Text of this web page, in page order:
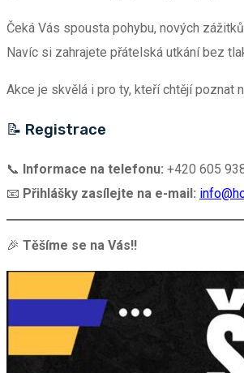
Čeká Vás spousta pohybu, nových
Navíc si zahrajete přátelská utkání bez
Akce je skvělá i pro ty, kteří chtějí
📝 Registrace
📞 Informace na telefonu: +420 605
📧 Přihlášky zasílejte na e-mail:
🎉 Těšíme se na Vás!!